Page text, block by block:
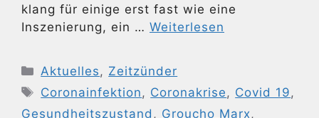
klang für einige erst fast wie eine
Inszenierung, ein … Weiterlesen
Kategorien
Aktuelles , Zeitzünder
Schlagwörter
Coronainfektion , Coronakrise , Covid 19 ,
Gesundheitszustand , Groucho Marx ,